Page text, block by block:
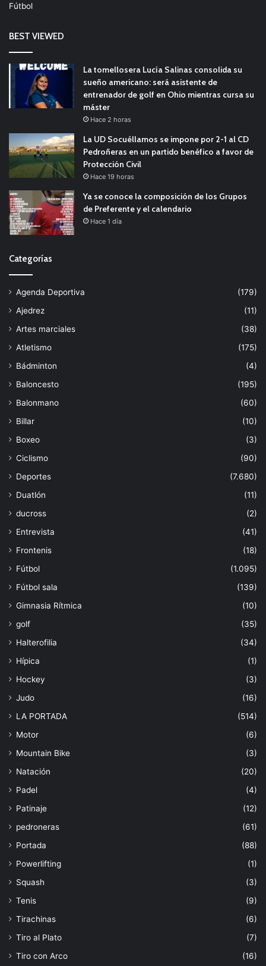
Fútbol
BEST VIEWED
La tomellosera Lucía Salinas consolida su
sueño americano: será asistente de
entrenador de golf en Ohio mientras cursa su
máster
Hace 2 horas
La UD Socuéllamos se impone por 2-1 al CD
Pedroñeras en un partido benéfico a favor de
Protección Civil
Hace 19 horas
Ya se conoce la composición de los Grupos
de Preferente y el calendario
Hace 1 día
Categorías
Agenda Deportiva
(179)
Ajedrez
(11)
Artes marciales
(38)
Atletismo
(175)
Bádminton
(4)
Baloncesto
(195)
Balonmano
(60)
Billar
(10)
Boxeo
(3)
Ciclismo
(90)
Deportes
(7.680)
Duatlón
(11)
ducross
(2)
Entrevista
(41)
Frontenis
(18)
Fútbol
(1.095)
Fútbol sala
(139)
Gimnasia Rítmica
(10)
golf
(35)
Halterofilia
(34)
Hípica
(1)
Hockey
(3)
Judo
(16)
LA PORTADA
(514)
Motor
(6)
Mountain Bike
(3)
Natación
(20)
Padel
(4)
Patinaje
(12)
pedroneras
(61)
Portada
(88)
Powerlifting
(1)
Squash
(3)
Tenis
(9)
Tirachinas
(6)
Tiro al Plato
(7)
Tiro con Arco
(16)